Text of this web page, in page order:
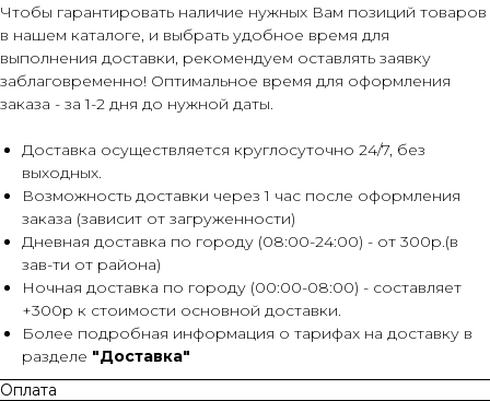
Чтобы гарантировать наличие нужных Вам позиций товаров
в нашем каталоге, и выбрать удобное время для
выполнения доставки, рекомендуем оставлять заявку
заблаговременно! Оптимальное время для оформления
заказа - за 1-2 дня до нужной даты.
Доставка осуществляется круглосуточно 24/7, без
выходных.
Возможность доставки через 1 час после оформления
заказа (зависит от загруженности)
Дневная доставка по городу (08:00-24:00) - от 300р.(в
зав-ти от района)
Ночная доставка по городу (00:00-08:00) - составляет
+300р к стоимости основной доставки.
Более подробная информация о тарифах на доставку в
разделе "Доставка"
Оплата